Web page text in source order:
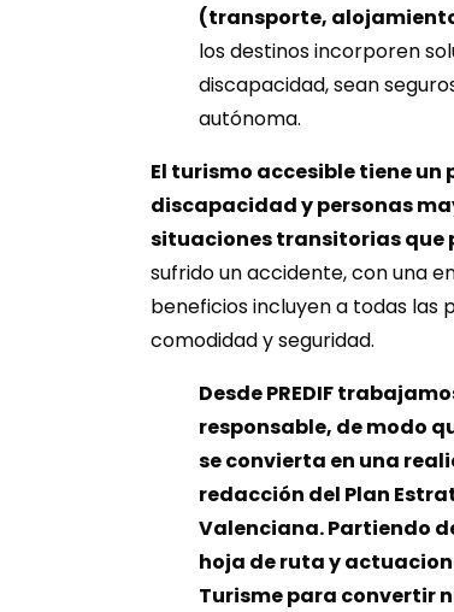
(transporte,
los destinos incorporen
discapacidad, sean
autónoma.
El turismo accesible tiene
discapacidad y personas
situaciones transitorias que
sufrido un accidente, con una
beneficios incluyen a todas las
comodidad y seguridad.
Desde PREDIF
responsable, de modo
se convierta en una
redacción del Plan
Valenciana. Partiendo
hoja de ruta y
Turisme para convertir